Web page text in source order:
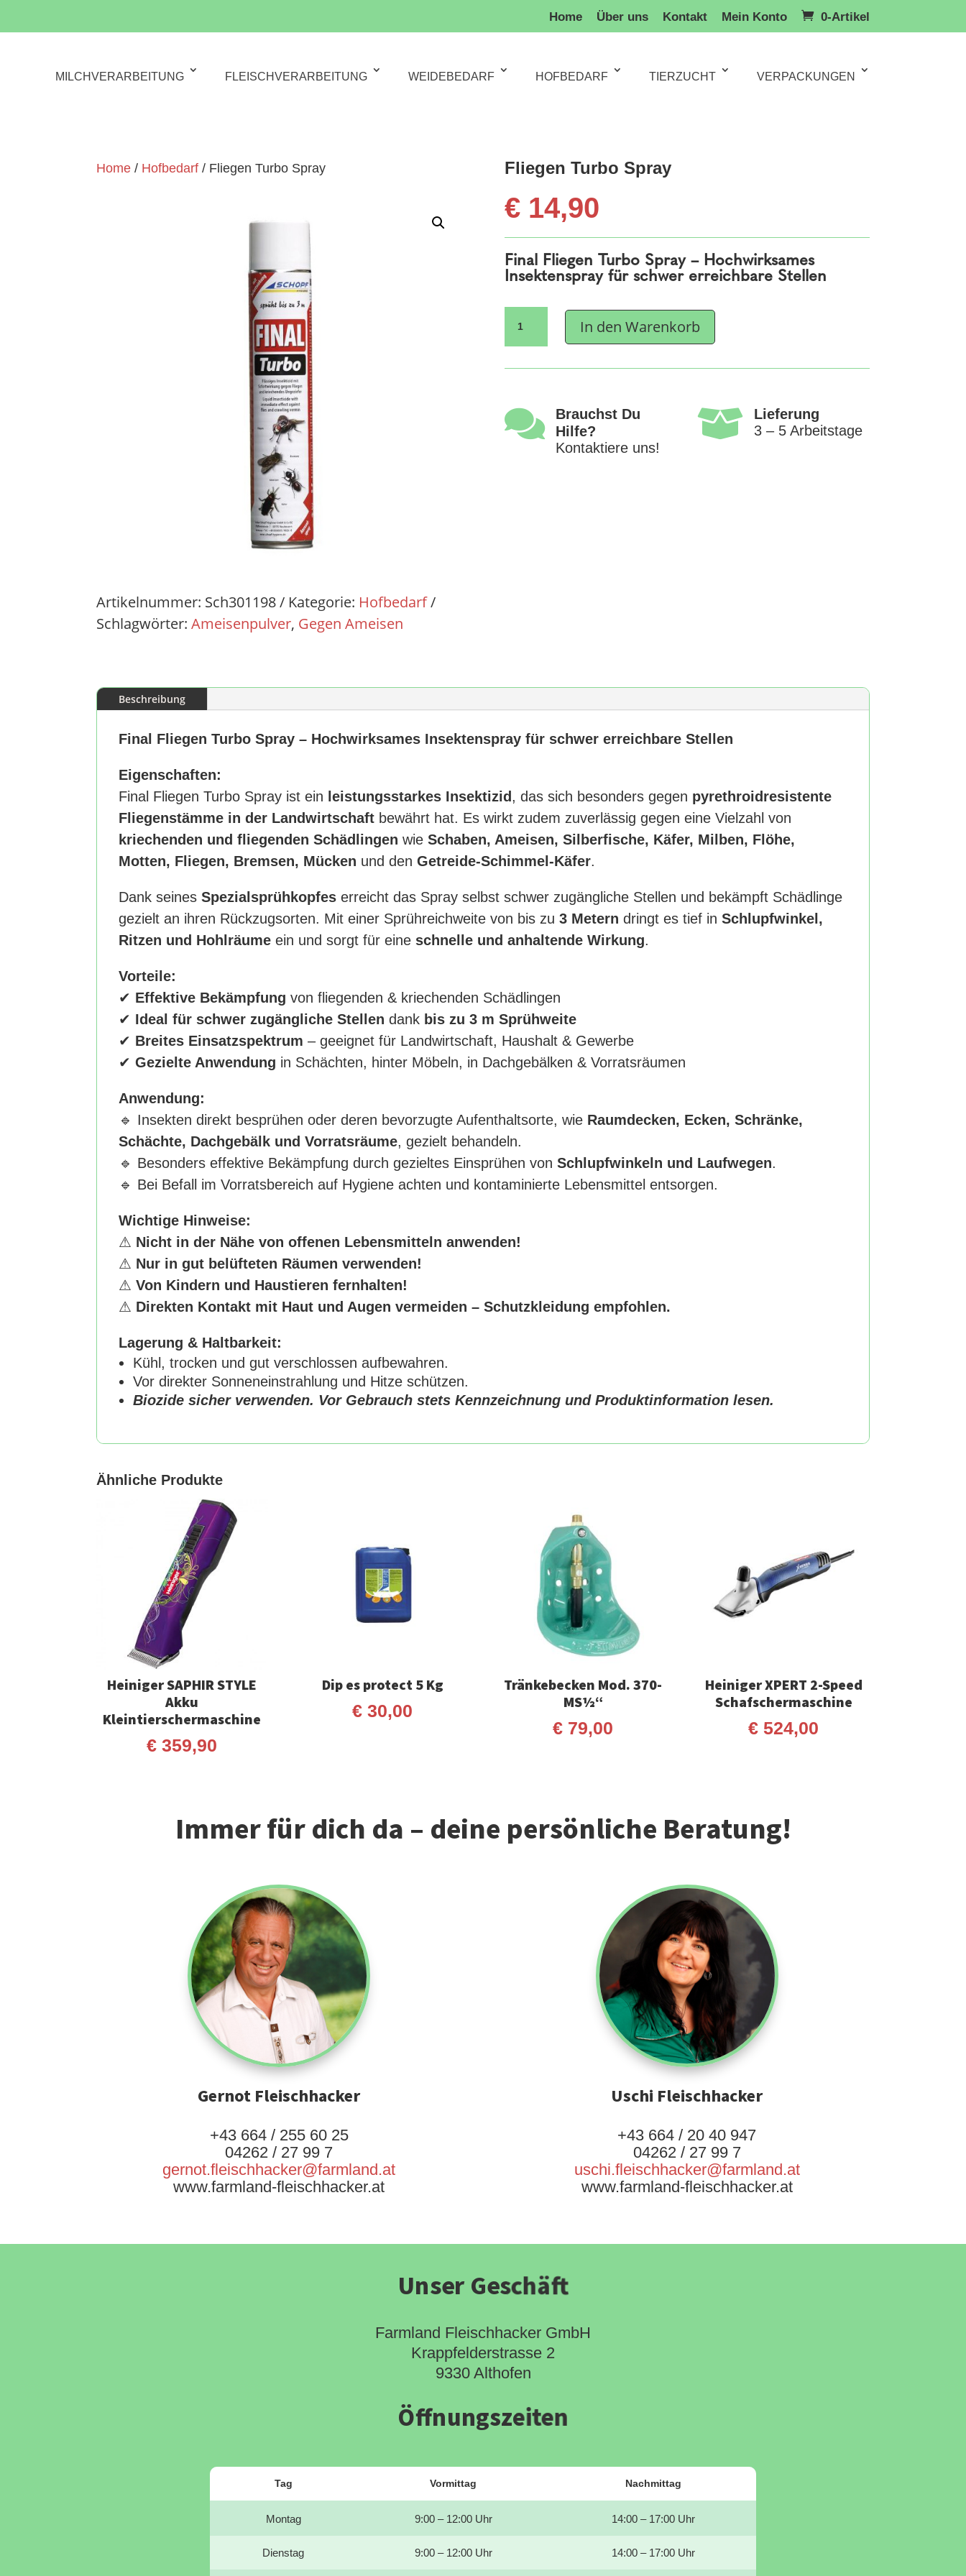
Home Über uns Kontakt Mein Konto 0-Artikel
MILCHVERARBEITUNG FLEISCHVERARBEITUNG WEIDEBEDARF HOFBEDARF TIERZUCHT VERPACKUNGEN
Home / Hofbedarf / Fliegen Turbo Spray
Artikelnummer: Sch301198 Kategorie: Hofbedarf
Schlagwörter:Ameisenpulver, Gegen Ameisen
Fliegen Turbo Spray
€14,90
Final Fliegen Turbo Spray – Hochwirksames
Insektenspray für schwer erreichbare Stellen
Turbo
Spray
In den Warenkorb

Brauchst Du
Hilfe?
Kontaktiere uns!

Lieferung
3 – 5 Arbeitstage
Beschreibung
Final Fliegen Turbo Spray – Hochwirksames Insektenspray für schwer erreichbare Stellen
Eigenschaften:
Final Fliegen Turbo Spray ist ein leistungsstarkes Insektizid, das sich besonders gegen pyrethroidresistente
Fliegenstämme in der Landwirtschaft bewährt hat. Es wirkt zudem zuverlässig gegen eine Vielzahl von
kriechenden und fliegenden Schädlingen wieSchaben, Ameisen, Silberfische, Käfer, Milben, Flöhe,
Motten, Fliegen, Bremsen, Mücken und denGetreide-Schimmel-Käfer.
Dank seinesSpezialsprühkopfes erreicht das Spray selbst schwer zugängliche Stellen und bekämpft Schädlinge
gezielt an ihren Rückzugsorten. Mit einer Sprühreichweite von bis zu3 Metern dringt es tief inSchlupfwinkel,
Ritzen und Hohlräume ein und sorgt für eine schnelle und anhaltende Wirkung.
Vorteile:
✔ Effektive Bekämpfung von fliegenden & kriechenden Schädlingen
✔ Ideal für schwer zugängliche Stellen dank bis zu 3 m Sprühweite
✔ Breites Einsatzspektrum – geeignet für Landwirtschaft, Haushalt & Gewerbe
✔Gezielte Anwendung in Schächten, hinter Möbeln, in Dachgebälken & Vorratsräumen
Anwendung:
🔹 Insekten direkt besprühen oder deren bevorzugte Aufenthaltsorte, wie Raumdecken, Ecken, Schränke,
Schächte, Dachgebälk und Vorratsräume, gezielt behandeln.
🔹 Besonders effektive Bekämpfung durch gezieltes Einsprühen vonSchlupfwinkeln und Laufwegen.
🔹 Bei Befall im Vorratsbereich auf Hygiene achten und kontaminierte Lebensmittel entsorgen.
Wichtige Hinweise:
⚠ Nicht in der Nähe von offenen Lebensmitteln anwenden!
⚠ Nur in gut belüfteten Räumen verwenden!
⚠Von Kindern und Haustieren fernhalten!
⚠ Direkten Kontakt mit Haut und Augen vermeiden – Schutzkleidung empfohlen.
Lagerung & Haltbarkeit:
Kühl, trocken und gut verschlossen aufbewahren.
Vor direkter Sonneneinstrahlung und Hitze schützen.
Biozide sicher verwenden. Vor Gebrauch stets Kennzeichnung und Produktinformation lesen.
Ähnliche Produkte
Heiniger SAPHIR STYLE
Akku
Kleintierschermaschine
€ 359,90
Dip es protect 5 Kg
€ 30,00
Tränkebecken Mod. 370-
MS½“
€ 79,00
Heiniger XPERT 2-Speed
Schafschermaschine
€ 524,00
Immer für dich da – deine persönliche Beratung!
Gernot Fleischhacker
+43 664 / 255 60 25
04262 / 27 99 7
gernot.fleischhacker@farmland.at
www.farmland-fleischhacker.at
Uschi Fleischhacker
+43 664 / 20 40 947
04262 / 27 99 7
uschi.fleischhacker@farmland.at
www.farmland-fleischhacker.at
Unser Geschäft
Farmland Fleischhacker GmbH
Krappfelderstrasse 2
9330 Althofen
Öffnungszeiten
Tag Vormittag Nachmittag
Montag 9:00 – 12:00 Uhr 14:00 – 17:00 Uhr
Dienstag 9:00 – 12:00 Uhr 14:00 – 17:00 Uhr